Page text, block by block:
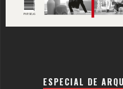
ESPECIAL DE